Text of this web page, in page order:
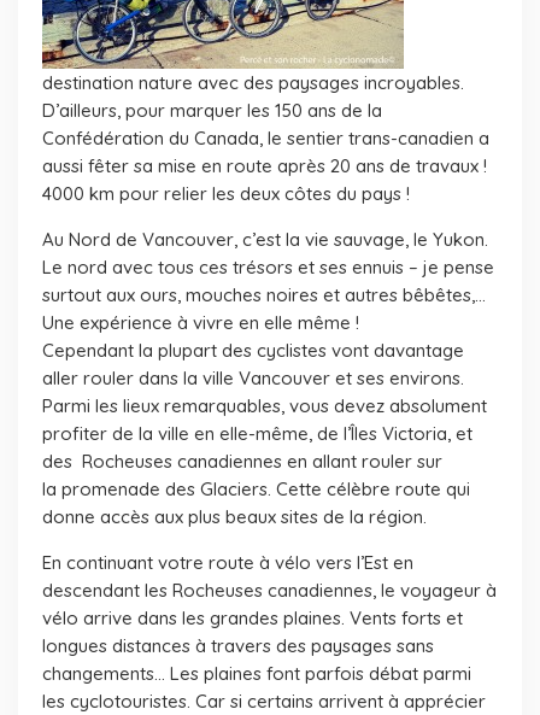
destination nature avec des paysages incroyables.
D’ailleurs, pour marquer les 150 ans de la
Confédération du Canada, le sentier trans-canadien a
aussi fêter sa mise en route après 20 ans de travaux !
4000 km pour relier les deux côtes du pays !
Au Nord de Vancouver, c’est la vie sauvage, le Yukon.
Le nord avec tous ces trésors et ses ennuis – je pense
surtout aux ours, mouches noires et autres bêbêtes,…
Une expérience à vivre en elle même !
Cependant la plupart des cyclistes vont davantage
aller rouler dans la ville Vancouver et ses environs.
Parmi les lieux remarquables, vous devez absolument
profiter de la ville en elle-même, de l’Îles Victoria, et
des Rocheuses canadiennes en allant rouler sur
la promenade des Glaciers. Cette célèbre route qui
donne accès aux plus beaux sites de la région.
En continuant votre route à vélo vers l’Est en
descendant les Rocheuses canadiennes, le voyageur à
vélo arrive dans les grandes plaines. Vents forts et
longues distances à travers des paysages sans
changements… Les plaines font parfois débat parmi
les cyclotouristes. Car si certains arrivent à apprécier